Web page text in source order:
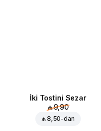
İki Tostini Sezar
₼ 9,90
₼ 8,50-dan